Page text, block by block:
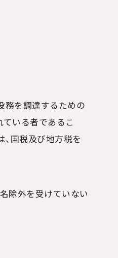
務を調達するための
ている者であるこ
国税及び地方税を
除外を受けていない